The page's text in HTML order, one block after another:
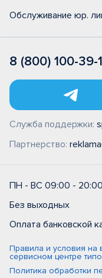
Обслуживание юр.
8 (800) 100-39-
Служба поддержки:
Партнерство:
ПН - ВС 09:00 - 20:00
Без выходных
Оплата банковской
Правила и условия на
сервисном центре
Политика обработки